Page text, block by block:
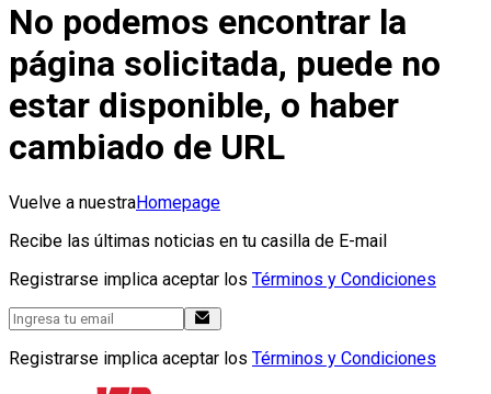
No podemos encontrar la
página solicitada, puede no
estar disponible, o haber
cambiado de URL
Vuelve a nuestraHomepage
Recibe las últimas noticias en tu casilla de E-mail
Registrarse implica aceptar los Términos y Condiciones
Registrarse implica aceptar los Términos y Condiciones